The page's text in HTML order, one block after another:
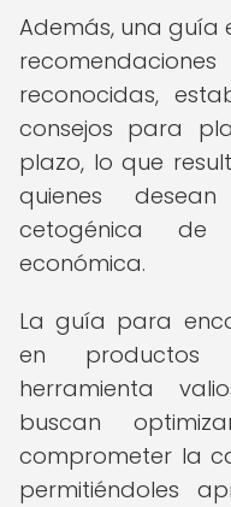
Además, una guía
reconocidas,
consejos para
plazo, lo que
quienes
cetogénica de
económica.
La guía para
en productos
herramienta
buscan
comprometer la
permitiéndoles